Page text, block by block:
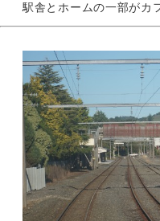
駅舎とホームの一部がカ